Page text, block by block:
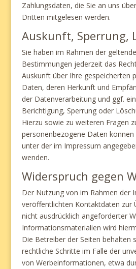
Zahlungsdaten, die Sie an uns
Dritten mitgelesen werden.
Auskunft, Sperrung,
Sie haben im Rahmen der
Bestimmungen jederzeit das
Auskunft über Ihre gespeicherten
Daten, deren Herkunft und
der Datenverarbeitung und ggf.
Berichtigung, Sperrung oder
Hierzu sowie zu weiteren Fragen
personenbezogene Daten können
unter der im Impressum
wenden.
Widerspruch gegen
Der Nutzung von im Rahmen der
veröffentlichten Kontaktdaten zur
nicht ausdrücklich angeforderter
Informationsmaterialien wird
Die Betreiber der Seiten behalten
rechtliche Schritte im Falle der
von Werbeinformationen, etwa